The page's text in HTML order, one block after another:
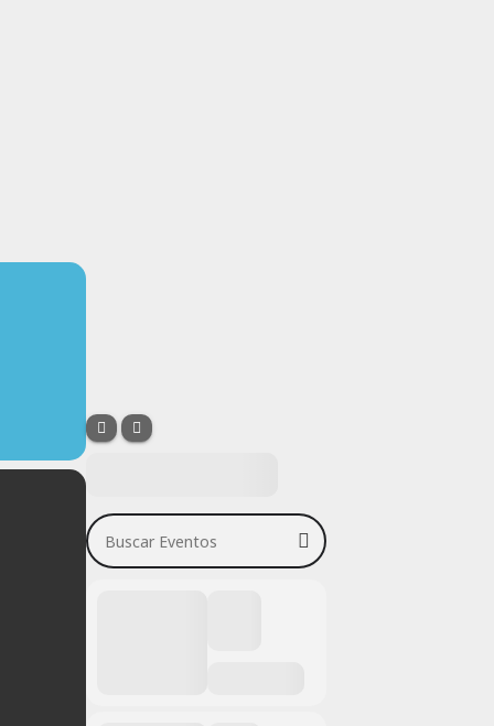
Buscar Eventos